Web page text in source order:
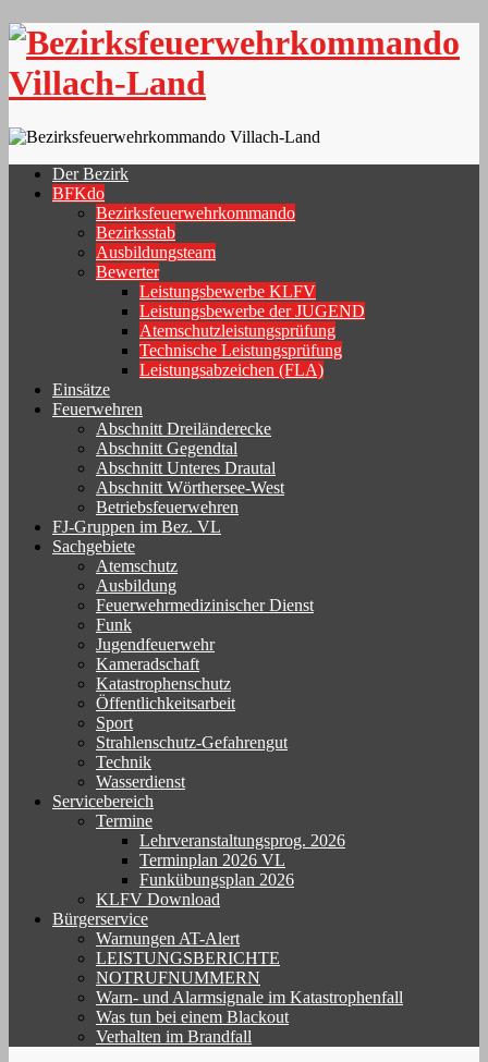
Skip
content
Der Bezirk
BFKdo
Bezirksfeuerwehrkommando
Bezirksstab
Ausbildungsteam
Bewerter
Leistungsbewerbe KLFV
Leistungsbewerbe der JUGEND
Atemschutzleistungsprüfung
Technische Leistungsprüfung
Leistungsabzeichen (FLA)
Einsätze
Feuerwehren
Abschnitt Dreiländerecke
Abschnitt Gegendtal
Abschnitt Unteres Drautal
Abschnitt Wörthersee-West
Betriebsfeuerwehren
FJ-Gruppen im Bez. VL
Sachgebiete
Atemschutz
Ausbildung
Feuerwehrmedizinischer Dienst
Funk
Jugendfeuerwehr
Kameradschaft
Katastrophenschutz
Öffentlichkeitsarbeit
Sport
Strahlenschutz-Gefahrengut
Technik
Wasserdienst
Servicebereich
Termine
Lehrveranstaltungsprog. 2026
Terminplan 2026 VL
Funkübungsplan 2026
KLFV Download
Bürgerservice
Warnungen AT-Alert
LEISTUNGSBERICHTE
NOTRUFNUMMERN
Warn- und Alarmsignale im Katastrophenfall
Was tun bei einem Blackout
Verhalten im Brandfall